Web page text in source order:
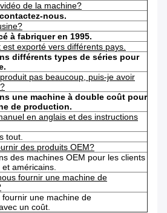
de la machine?
nous.
à fabriquer en 1995.
est exporté vers différents pays.
différents types de séries pour
pas beaucoup, puis-je avoir
une machine à double coût pour
de production.
en anglais et des instructions
tout.
des produits OEM?
des machines OEM pour les clients
américains.
fournir une machine de
fournir une machine de
un coût.